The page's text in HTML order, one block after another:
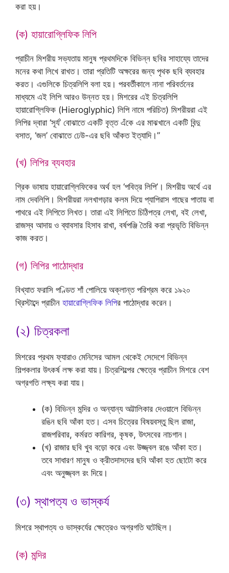
করা হয়।
(ক) হায়ারোগ্লিফিক লিপি
প্রাচীন মিশরীয় সভ্যতায় মানুষ প্রথমদিকে বিভিন্ন ছবির সাহায্যে তাদের
মনের কথা লিখে রাখত। তারা প্রতিটি অক্ষরের জন্য পৃথক ছবি ব্যবহার
করত। এগুলিকে চিত্রলিপি বলা হয়। পরবর্তীকালে নানা পরিবর্তনের
মাধ্যমে এই লিপি আরও উন্নত হয়। মিশরের এই চিত্রলিপি
হায়ারোগ্লিফিক (Hieroglyphic) লিপি নামে পরিচিত) মিশরীয়রা এই
লিপির দ্বারা ‘সূর্য’ বোঝাতে একটি বৃত্ত এঁকে এর মাঝখানে একটি বিন্দু
বসাত, ‘জল’ বোঝাতে ঢেউ-এর ছবি আঁকত ইত্যাদি।”
(খ) লিপির ব্যবহার
গ্রিক ভাষায় হায়ারোগ্লিফিকের অর্থ হল ‘পবিত্র লিপি’। মিশরীয় অর্থে এর
নাম দেবলিপি। মিশরীয়রা নলখাগড়ার কলম দিয়ে প্যাপিরাস গাছের পাতায় বা
পাথরে এই লিপিতে লিখত। তারা এই লিপিতে চিঠিপত্র লেখা, বই লেখা,
রাজস্ব আদায় ও ব্যাবসার হিসাব রাখা, বর্ষপঞ্জি তৈরি করা প্রভৃতি বিভিন্ন
কাজ করত।
(গ) লিপির পাঠোদ্ধার
বিখ্যাত ফরাসি পণ্ডিত শাঁ পোলিয়ে অক্লান্ত পরিশ্রম করে ১৯২০
খ্রিস্টাব্দে প্রাচীন হায়ারোগ্লিফিক লিপির পাঠোদ্ধার করেন।
(২) চিত্রকলা
মিশরের প্রথম ফ্যারাও মেনিসের আমল থেকেই সেদেশে বিভিন্ন
শিল্পকলার উৎকর্ষ লক্ষ করা যায়। চিত্রশিল্পের ক্ষেত্রে প্রাচীন মিশরে বেশ
অগ্রগতি লক্ষ্য করা যায়।
(ক) বিভিন্ন মন্দির ও অন্যান্য অট্টালিকার দেওয়ালে বিভিন্ন
রঙিন ছবি আঁকা হত। এসব চিত্রের বিষয়বস্তু ছিল রাজা,
রাজপরিবার, কর্মরত কারিগর, কৃষক, উৎসবের নাচগান।
(খ) রাজার ছবি খুব বড়ো করে এবং উজ্জ্বল রঙে আঁকা হত।
তবে সাধারণ মানুষ ও ক্রীতদাসদের ছবি আঁকা হত ছোটো করে
এবং অনুজ্জ্বল রং দিয়ে।
(৩) স্থাপত্য ও ভাস্কর্য
মিশরে স্থাপত্য ও ভাস্কর্যের ক্ষেত্রেও অগ্রগতি ঘটেছিল।
(ক) মন্দির